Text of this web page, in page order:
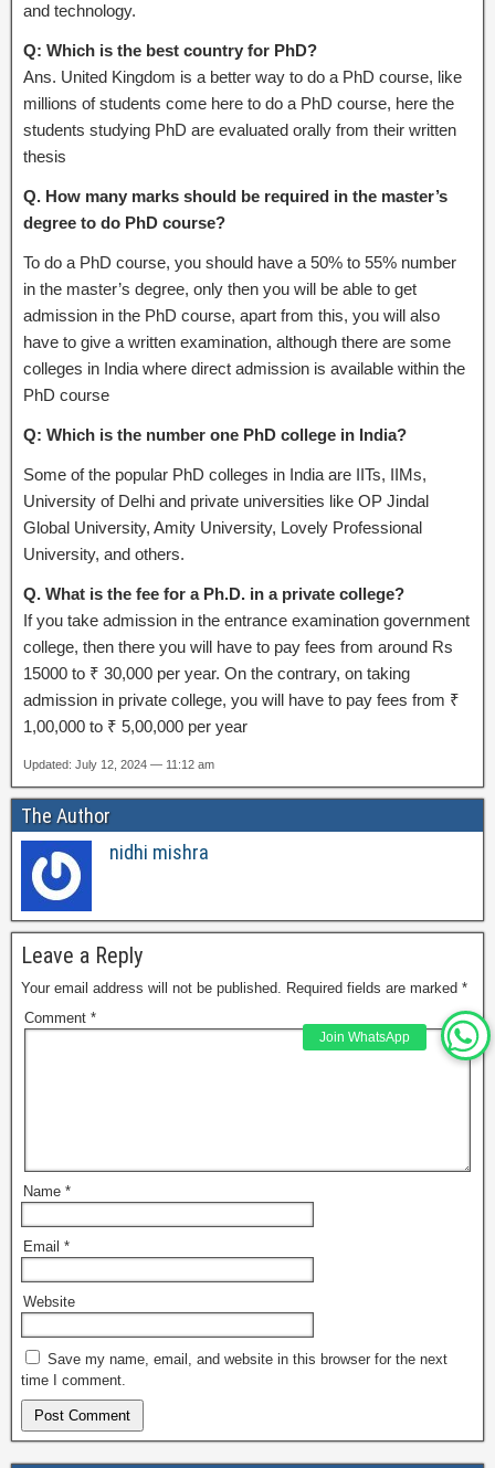
Join WhatsApp
and technology.
Q: Which is the best country for PhD?
Ans. United Kingdom is a better way to do a PhD course, like
millions of students come here to do a PhD course, here the
students studying PhD are evaluated orally from their written
thesis
Q. How many marks should be required in the master’s
degree to do PhD course?
To do a PhD course, you should have a 50% to 55% number
in the master’s degree, only then you will be able to get
admission in the PhD course, apart from this, you will also
have to give a written examination, although there are some
colleges in India where direct admission is available within the
PhD course
Q: Which is the number one PhD college in India?
Some of the popular PhD colleges in India are IITs, IIMs,
University of Delhi and private universities like OP Jindal
Global University, Amity University, Lovely Professional
University, and others.
Q. What is the fee for a Ph.D. in a private college?
If you take admission in the entrance examination government
college, then there you will have to pay fees from around Rs
15000 to ₹ 30,000 per year. On the contrary, on taking
admission in private college, you will have to pay fees from ₹
1,00,000 to ₹ 5,00,000 per year
Updated: July 12, 2024 — 11:12 am
The Author
nidhi mishra
Leave a Reply
Your email address will not be published. Required fields are marked *
Comment *
Name *
Email *
Website
Save my name, email, and website in this browser for the next
time I comment.